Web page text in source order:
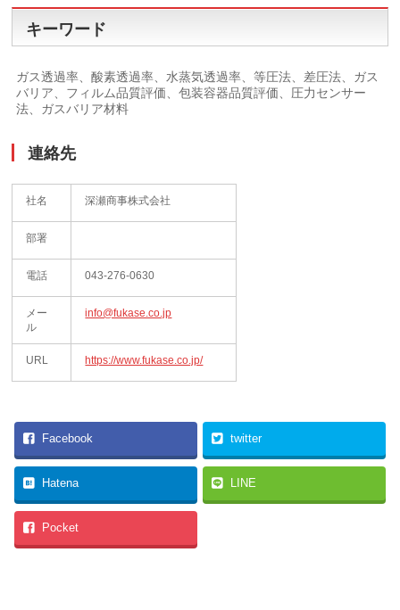
キーワード
ガス透過率、酸素透過率、水蒸気透過率、等圧法、差圧法、ガス
バリア、フィルム品質評価、包装容器品質評価、圧力センサー
法、ガスバリア材料
連絡先
社名 深瀬商事株式会社
部署
電話 043-276-0630
メー
ル
info@fukase.co.jp
URL https://www.fukase.co.jp/
Facebook twitter
Hatena LINE
Pocket